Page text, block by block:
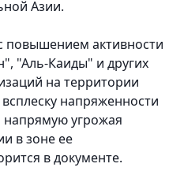
Азии.
повышением активности
"Аль-Каиды" и других
на территории
напряженности
угрожая
в зоне ее
в документе.